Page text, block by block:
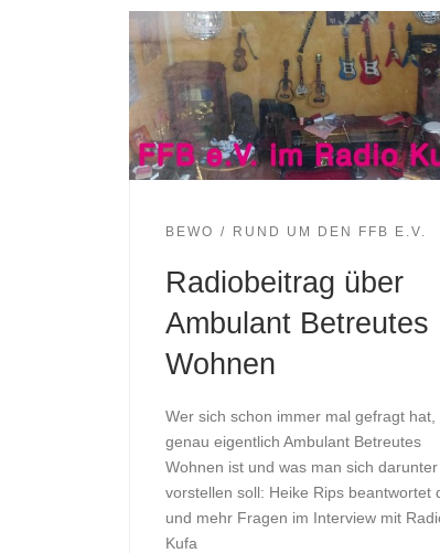
BEWO RUND UM DEN FFB E.V.
Radiobeitrag über
Ambulant Betreutes
Wohnen
Wer sich schon immer mal gefragt hat,
genau eigentlich Ambulant Betreutes
Wohnen ist und was man sich darunter
vorstellen soll: Heike Rips beantwortet
und mehr Fragen im Interview mit
Kufa